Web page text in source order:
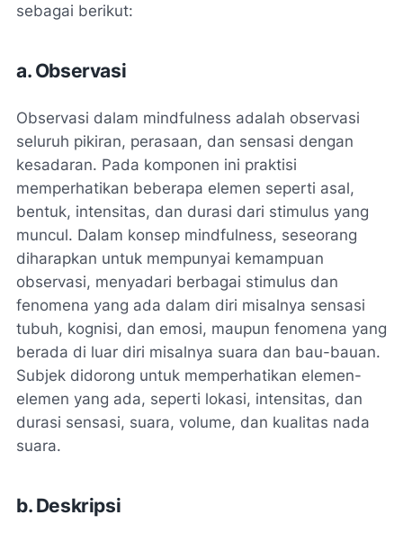
sebagai berikut:
a. Observasi
Observasi dalam mindfulness adalah observasi
seluruh pikiran, perasaan, dan sensasi dengan
kesadaran. Pada komponen ini praktisi
memperhatikan beberapa elemen seperti asal,
bentuk, intensitas, dan durasi dari stimulus yang
muncul. Dalam konsep mindfulness, seseorang
diharapkan untuk mempunyai kemampuan
observasi, menyadari berbagai stimulus dan
fenomena yang ada dalam diri misalnya sensasi
tubuh, kognisi, dan emosi, maupun fenomena yang
berada di luar diri misalnya suara dan bau-bauan.
Subjek didorong untuk memperhatikan elemen-
elemen yang ada, seperti lokasi, intensitas, dan
durasi sensasi, suara, volume, dan kualitas nada
suara.
b. Deskripsi